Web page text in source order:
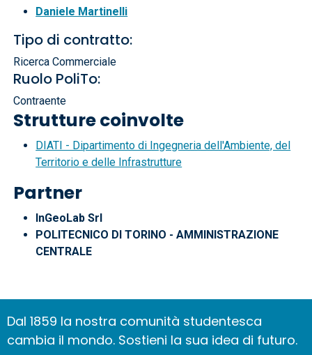
Daniele Martinelli
Tipo di contratto:
Ricerca Commerciale
Ruolo PoliTo:
Contraente
Strutture coinvolte
DIATI - Dipartimento di Ingegneria dell'Ambiente, del
Territorio e delle Infrastrutture
Partner
InGeoLab Srl
POLITECNICO DI TORINO - AMMINISTRAZIONE
CENTRALE
Dal 1859 la nostra comunità studentesca
cambia il mondo. Sostieni la sua idea di futuro.